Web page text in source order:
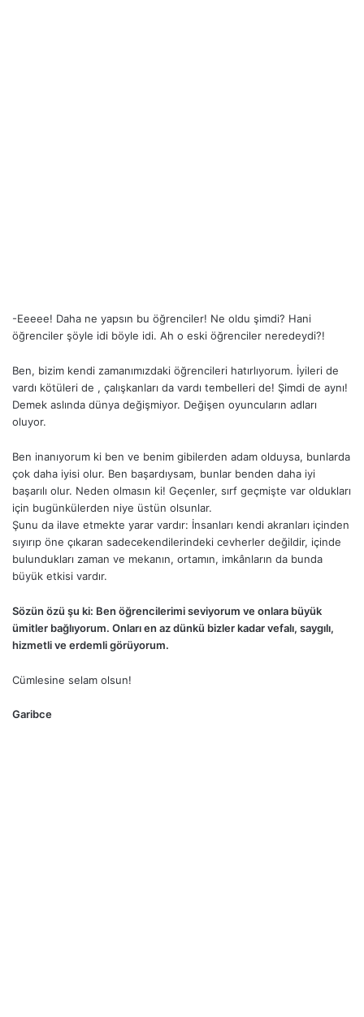
-Eeeee! Daha ne yapsın bu öğrenciler! Ne oldu şimdi? Hani
öğrenciler şöyle idi böyle idi. Ah o eski öğrenciler neredeydi?!
Ben, bizim kendi zamanımızdaki öğrencileri hatırlıyorum. İyileri de
vardı kötüleri de , çalışkanları da vardı tembelleri de! Şimdi de aynı!
Demek aslında dünya değişmiyor. Değişen oyuncuların adları
oluyor.
Ben inanıyorum ki ben ve benim gibilerden adam olduysa, bunlarda
çok daha iyisi olur. Ben başardıysam, bunlar benden daha iyi
başarılı olur. Neden olmasın ki! Geçenler, sırf geçmişte var oldukları
için bugünkülerden niye üstün olsunlar.
Şunu da ilave etmekte yarar vardır: İnsanları kendi akranları içinden
sıyırıp öne çıkaran sadecekendilerindeki cevherler değildir, içinde
bulundukları zaman ve mekanın, ortamın, imkânların da bunda
büyük etkisi vardır.
Sözün özü şu ki: Ben öğrencilerimi seviyorum ve onlara büyük
ümitler bağlıyorum. Onları en az dünkü bizler kadar vefalı, saygılı,
hizmetli ve erdemli görüyorum.
Cümlesine selam olsun!
Garibce